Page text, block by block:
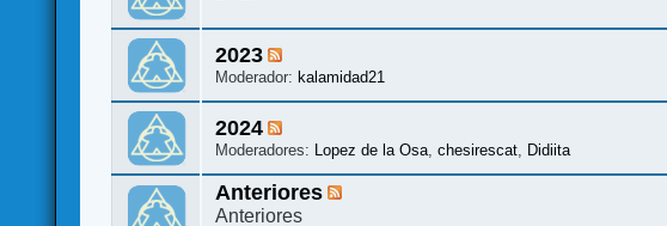
2023
Moderador:kalamidad21
2024
Moderadores: Lopez de la Osa ,chesirescat Didiita
Anteriores
Anteriores